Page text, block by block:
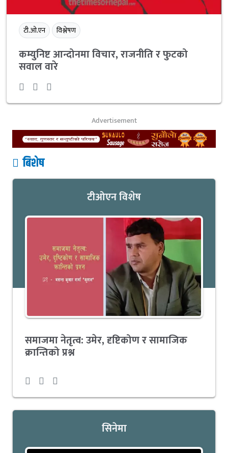
टी.ओ.एन विश्लेषण
कम्युनिष्ट आन्दोनमा विचार, राजनीति र फुटको
सवाल वारे
Advertisement
बिशेष
टीओएन विशेष
समाजमा नेतृत्व: उमेर, दृष्टिकोण र सामाजिक
क्रान्तिको प्रश्न
सिनेमा